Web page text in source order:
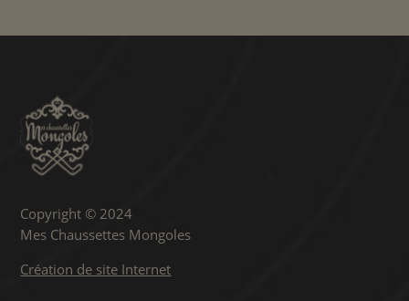
Copyright © 2024
Mes Chaussettes Mongoles
Création de site Internet